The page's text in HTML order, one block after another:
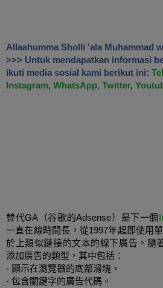
Allaahumma Sholli 'ala Muhammad
>>> Untuk mendapatkan informasi
ikuti media sosial kami berikut ini:
Instagram, WhatsApp, Twitter,
替代GA（谷歌的Adsense）是下一個
一直在線時間長， 從1997年起即使用
於上類似鏈接的文本的線下廣告。隨
添加廣告的類型，其中包括：
- 顯示在瀏覽器的底部滑塊。
- 包含關鍵字的廣告代碼。